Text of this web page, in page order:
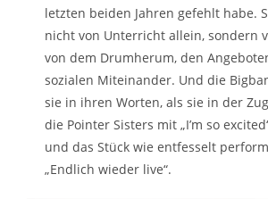
letzten beiden Jahren gefehlt habe.
nicht von Unterricht allein, sondern
von dem Drumherum, den
sozialen Miteinander. Und die
sie in ihren Worten, als sie in der
die Pointer Sisters mit „I’m so
und das Stück wie entfesselt
„Endlich wieder live“.